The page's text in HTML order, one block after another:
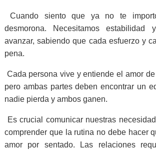
Cuando siento que ya no te
desmorona. Necesitamos estabilidad
avanzar, sabiendo que cada esfuerzo y
pena.
Cada persona vive y entiende el amor
pero ambas partes deben encontrar un
nadie pierda y ambos ganen.
Es crucial comunicar nuestras
comprender que la rutina no debe hacer
amor por sentado. Las relaciones